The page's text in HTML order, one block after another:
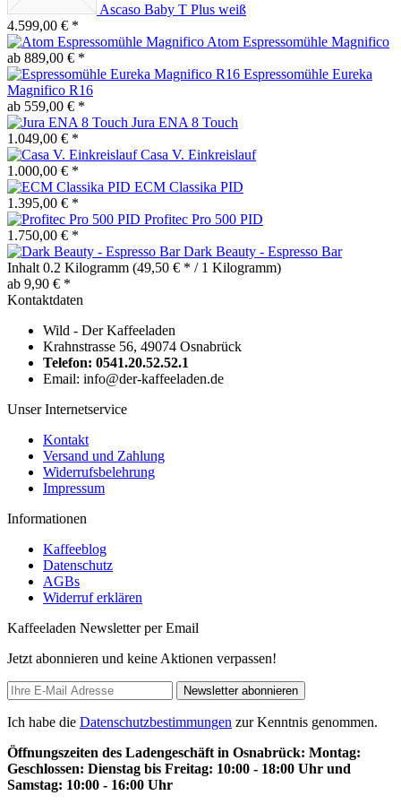
Ascaso Baby T Plus weiß
4.599,00 € *
Atom Espressomühle Magnifico
ab 889,00 € *
Espressomühle Eureka
Magnifico R16
ab 559,00 € *
Jura ENA 8 Touch
1.049,00 € *
Casa V. Einkreislauf
1.000,00 € *
ECM Classika PID
1.395,00 € *
Profitec Pro 500 PID
1.750,00 € *
Dark Beauty - Espresso Bar
Inhalt 0.2 Kilogramm (49,50 € * / 1 Kilogramm)
ab 9,90 € *
Kontaktdaten
Wild - Der Kaffeeladen
Krahnstrasse 56, 49074 Osnabrück
Telefon: 0541.20.52.52.1
Email: info@der-kaffeeladen.de
Unser Internetservice
Kontakt
Versand und Zahlung
Widerrufsbelehrung
Impressum
Informationen
Kaffeeblog
Datenschutz
AGBs
Widerruf erklären
Kaffeeladen Newsletter per Email
Jetzt abonnieren und keine Aktionen verpassen!
Newsletter abonnieren
Ich habe die Datenschutzbestimmungen zur Kenntnis genommen.
Öffnungszeiten des Ladengeschäft in Osnabrück: Montag:
Geschlossen: Dienstag bis Freitag: 10:00 - 18:00 Uhr und
Samstag: 10:00 - 16:00 Uhr